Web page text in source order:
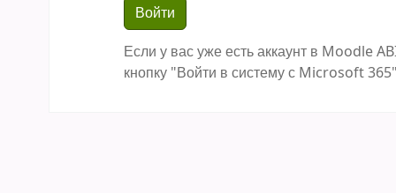
Если у вас уже есть аккаунт в Moodle
кнопку "Войти в систему с Microsoft